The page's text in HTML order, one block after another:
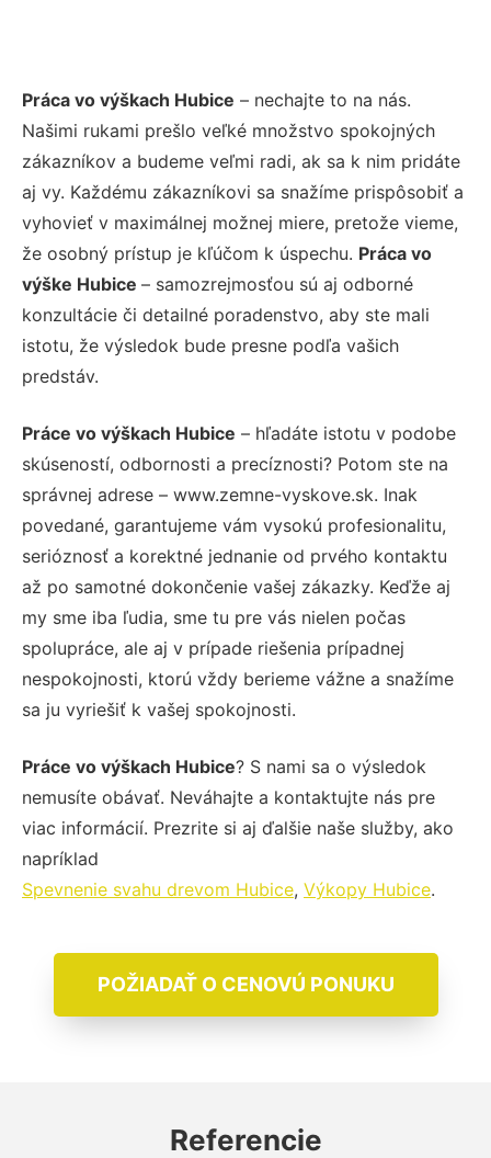
Práca vo výškach Hubice – nechajte to na nás.
Našimi rukami prešlo veľké množstvo spokojných
zákazníkov a budeme veľmi radi, ak sa k nim pridáte
aj vy. Každému zákazníkovi sa snažíme prispôsobiť a
vyhovieť v maximálnej možnej miere, pretože vieme,
že osobný prístup je kľúčom k úspechu. Práca vo
výške Hubice – samozrejmosťou sú aj odborné
konzultácie či detailné poradenstvo, aby ste mali
istotu, že výsledok bude presne podľa vašich
predstáv.
Práce vo výškach Hubice – hľadáte istotu v podobe
skúseností, odbornosti a precíznosti? Potom ste na
správnej adrese – www.zemne-vyskove.sk. Inak
povedané, garantujeme vám vysokú profesionalitu,
serióznosť a korektné jednanie od prvého kontaktu
až po samotné dokončenie vašej zákazky. Keďže aj
my sme iba ľudia, sme tu pre vás nielen počas
spolupráce, ale aj v prípade riešenia prípadnej
nespokojnosti, ktorú vždy berieme vážne a snažíme
sa ju vyriešiť k vašej spokojnosti.
Práce vo výškach Hubice? S nami sa o výsledok
nemusíte obávať. Neváhajte a kontaktujte nás pre
viac informácií. Prezrite si aj ďalšie naše služby, ako
napríklad
Spevnenie svahu drevom Hubice, Výkopy Hubice.
POŽIADAŤ O CENOVÚ PONUKU
Referencie